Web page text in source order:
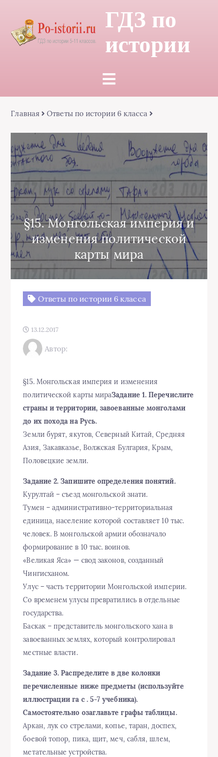
ГДЗ по
истории
Главная Ответы по истории 6 класса
§15. Монгольская империя и
изменения политической
карты мира
Ответы по истории 6 класса
13.12.2017
Автор:
§15. Монгольская империя и изменения
политической карты мираЗадание 1. Перечислите
страны и территории, завоеванные монголами
до их похода на Русь.
Земли бурят, якутов, Северный Китай, Средняя
Азия, Закавказье, Волжская Булгария, Крым,
Половецкие земли.
Задание 2. Запишите определения понятий.
Курултай – съезд монгольской знати.
Тумен – административно-территориальная
единица, население которой составляет 10 тыс.
человек. В монгольской армии обозначало
формирование в 10 тыс. воинов.
«Великая Яса» — свод законов, созданный
Чингисханом.
Улус – часть территории Монгольской империи.
Со временем улусы превратились в отдельные
государства.
Баскак – представитель монгольского хана в
завоеванных землях, который контролировал
местные власти.
Задание 3. Распределите в две колонки
перечисленные ниже предметы (используйте
иллюстрации га с . 5-7 учебника).
Самостоятельно озаглавьте графы таблицы.
Аркан, лук со стрелами, копье, таран, доспех,
боевой топор, пика, щит, меч, сабля, шлем,
метательные устройства.